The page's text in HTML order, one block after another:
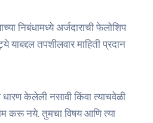
निबंधामध्ये अर्जदाराची फेलोशिप
याबद्दल तपशीलवार माहिती प्रदान
केलेली नसावी किंवा त्याचवेळी
करू नये. तुमचा विषय आणि त्या